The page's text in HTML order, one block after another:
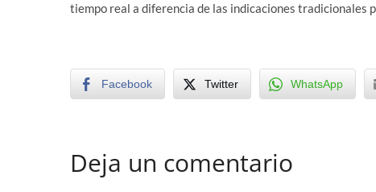
tiempo real a diferencia de las indicaciones tradicionales
Facebook Twitter WhatsApp
Deja un comentario